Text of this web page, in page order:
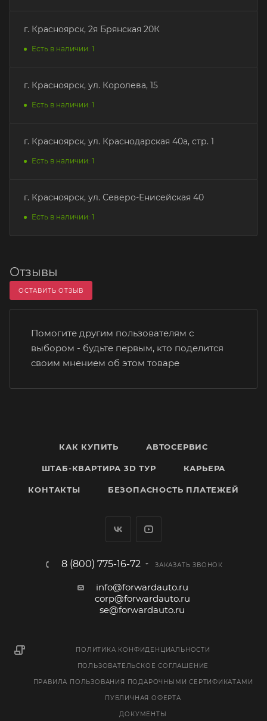
г. Красноярск, 2я Брянская 20К
Есть в наличии: 1
г. Красноярск, ул. Королева, 15
Есть в наличии: 1
г. Красноярск, ул. Краснодарская 40а, стр. 1
Есть в наличии: 1
г. Красноярск, ул. Северо-Енисейская 40
Есть в наличии: 1
Отзывы
ОСТАВИТЬ ОТЗЫВ
Помогите другим пользователям с
выбором - будьте первым, кто поделится
своим мнением об этом товаре
КАК КУПИТЬ АВТОСЕРВИС
ШТАБ-КВАРТИРА 3D ТУР КАРЬЕРА
КОНТАКТЫ БЕЗОПАСНОСТЬ ПЛАТЕЖЕЙ
8 (800) 775-16-72 ЗАКАЗАТЬ ЗВОНОК
info@forwardauto.ru
corp@forwardauto.ru
se@forwardauto.ru
ПОЛИТИКА КОНФИДЕНЦИАЛЬНОСТИ
ПОЛЬЗОВАТЕЛЬСКОЕ СОГЛАШЕНИЕ
ПРАВИЛА ПОЛЬЗОВАНИЯ ПОДАРОЧНЫМИ СЕРТИФИКАТАМИ
ПУБЛИЧНАЯ ОФЕРТА
ДОКУМЕНТЫ